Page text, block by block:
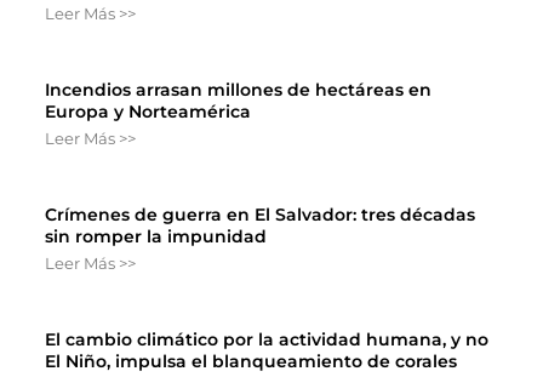
Leer Más >>
Incendios arrasan millones de hectáreas en
Europa y Norteamérica
Leer Más >>
Crímenes de guerra en El Salvador: tres décadas
sin romper la impunidad
Leer Más >>
El cambio climático por la actividad humana, y no
El Niño, impulsa el blanqueamiento de corales